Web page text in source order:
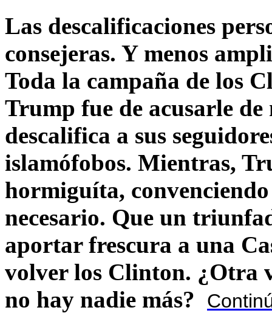
Las descalificaciones
consejeras. Y menos
Toda la campaña de los
Trump fue de acusarle
descalifica a sus
islamófobos. Mientras,
hormiguíta,
necesario. Que un
aportar frescura a una
volver los Clinton. ¿Otra
no hay nadie más?